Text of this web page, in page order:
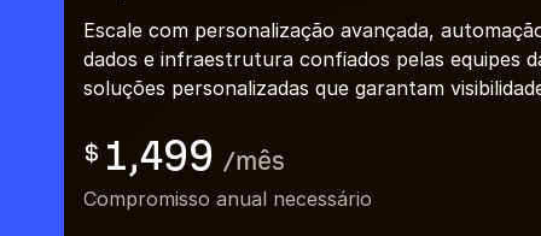
Escale com personalização avançada,
dados e infraestrutura confiados pelas equipes
soluções personalizadas que garantam
$ 1,499 /mês
Compromisso anual necessário